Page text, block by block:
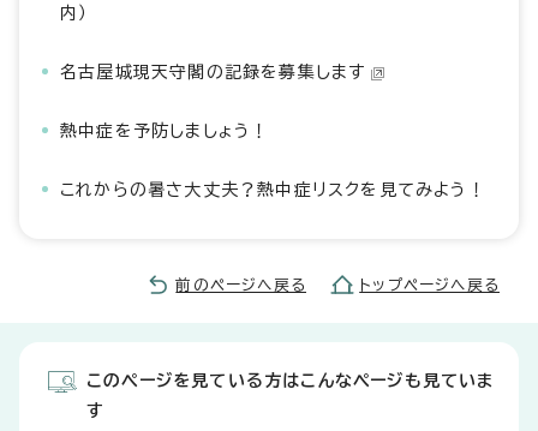
内）
名古屋城現天守閣の記録を募集します
熱中症を予防しましょう！
これからの暑さ大丈夫？熱中症リスクを見てみよう！
前のページへ戻る トップページへ戻る
このページを見ている方はこんなページも見ていま
す